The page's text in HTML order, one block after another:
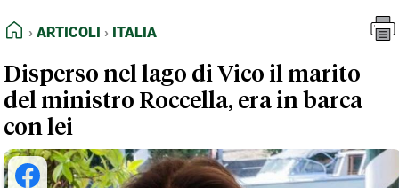
FEED RSS
NORMATIVE DEONTOLOGICHE
TERMINI e CONDIZIONI
HOME
ARTICOLI ITALIA
Disperso nel lago di Vico il marito
del ministro Roccella, era in barca
con lei